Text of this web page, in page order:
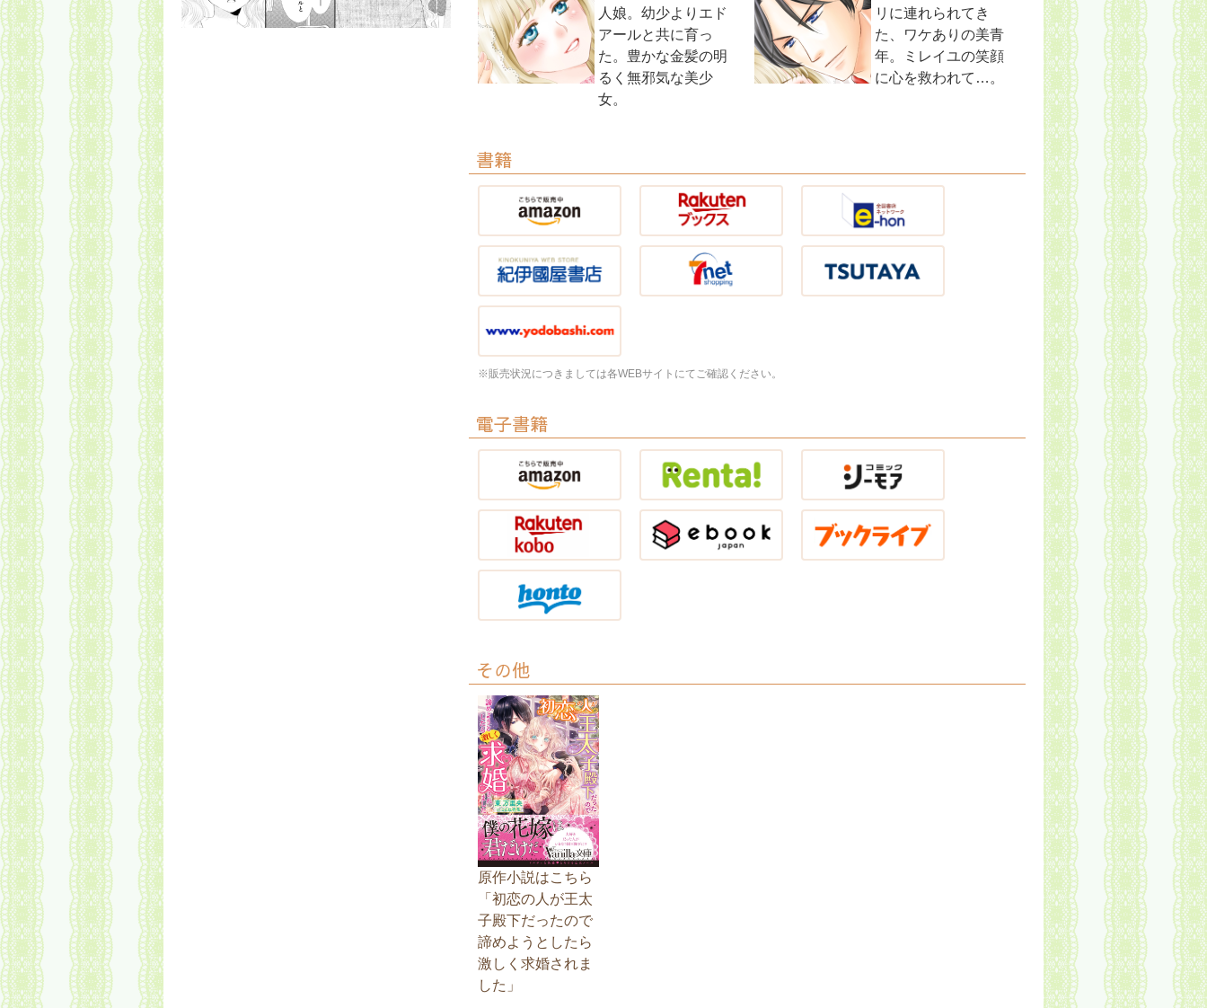
人娘。幼少よりエド
アールと共に育っ
た。豊かな金髪の明
るく無邪気な美少
女。
リに連れられてき
た、ワケありの美青
年。ミレイユの笑顔
に心を救われて…。
書籍
※販売状況につきましては各WEBサイトにてご確認ください。
電子書籍
その他
原作小説はこちら
「初恋の人が王太
子殿下だったので
諦めようとしたら
激しく求婚されま
した」